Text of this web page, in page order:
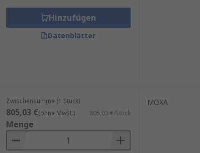
Hinzufügen
Datenblätter
Zwischensumme (1 Stück)
805,03 €(ohne MwSt.) 805,03 €/Stück
Menge
MOXA